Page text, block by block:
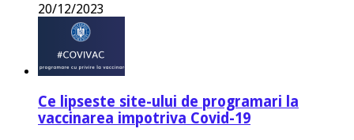
20/12/2023
Ce lipseste site-ului de programari la
vaccinarea impotriva Covid-19